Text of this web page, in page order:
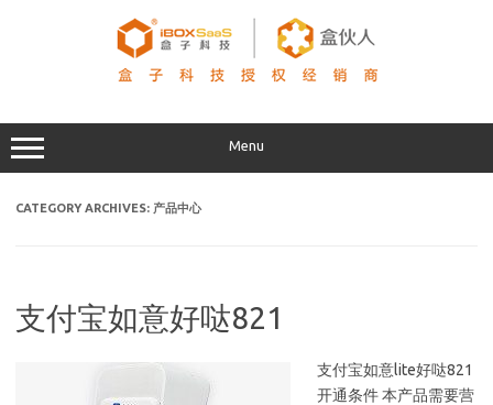
Menu
CATEGORY ARCHIVES: 产品中心
支付宝如意好哒821
支付宝如意lite好哒821
开通条件 本产品需要营